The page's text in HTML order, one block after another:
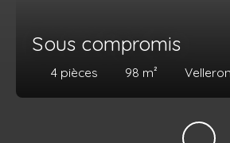
Sous compromis
4 pièces 98 m²